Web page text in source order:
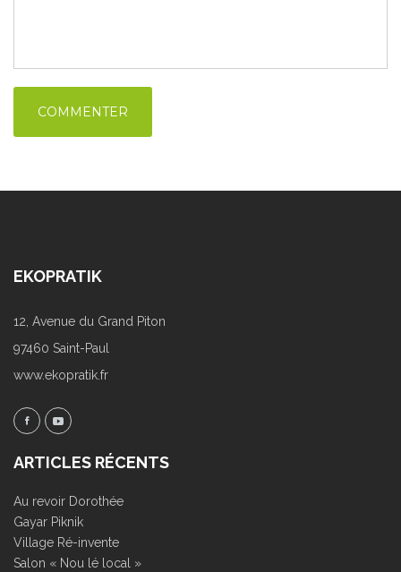
EKOPRATIK
12, Avenue du Grand Piton
97460 Saint-Paul
www.ekopratik.fr
ARTICLES RÉCENTS
Au revoir Dorothée
Gayar Piknik
Village Ré-invente
Salon « Nou lé local »